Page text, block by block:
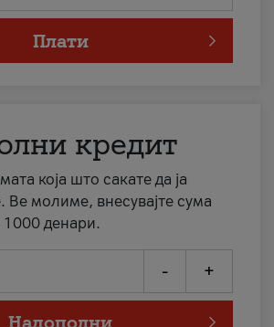
Плати
кредит
која што сакате да ја
Ве молиме, внесувајте сума
1000 денари.
- +